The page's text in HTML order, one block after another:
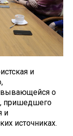
и
о
пришедшего
и
источниках.